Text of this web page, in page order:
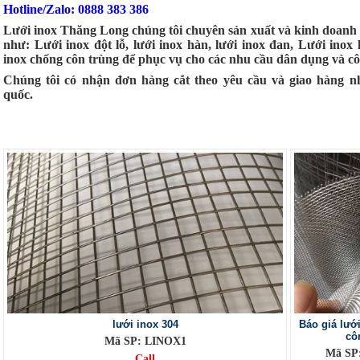
Hotline/Zalo: 0888 383 386
Lưới inox Thăng Long chúng tôi chuyên sản xuất và kinh
như: Lưới inox đột lỗ, lưới inox hàn, lưới inox đan, Lưới inox
inox chống côn trùng để phục vụ cho các nhu cầu dân dụng và
Chúng tôi có nhận đơn hàng cắt theo yêu cầu và giao hàng
quốc.
lưới inox 304
Mã SP: LINOX1
Báo giá
Mã